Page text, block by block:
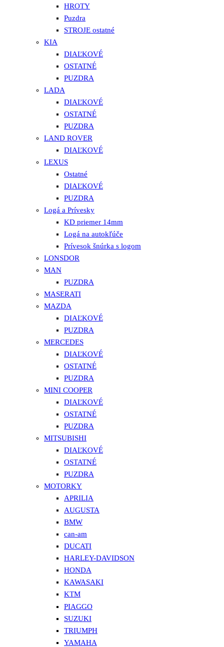
HROTY
Puzdra
STROJE ostatné
KIA
DIAĽKOVÉ
OSTATNÉ
PUZDRA
LADA
DIAĽKOVÉ
OSTATNÉ
PUZDRA
LAND ROVER
DIAĽKOVÉ
LEXUS
Ostatné
DIAĽKOVÉ
PUZDRA
Logá a Prívesky
KD priemer 14mm
Logá na autokľúče
Prívesok šnúrka s logom
LONSDOR
MAN
PUZDRA
MASERATI
MAZDA
DIAĽKOVÉ
PUZDRA
MERCEDES
DIAĽKOVÉ
OSTATNÉ
PUZDRA
MINI COOPER
DIAĽKOVÉ
OSTATNÉ
PUZDRA
MITSUBISHI
DIAĽKOVÉ
OSTATNÉ
PUZDRA
MOTORKY
APRILIA
AUGUSTA
BMW
can-am
DUCATI
HARLEY-DAVIDSON
HONDA
KAWASAKI
KTM
PIAGGO
SUZUKI
TRIUMPH
YAMAHA